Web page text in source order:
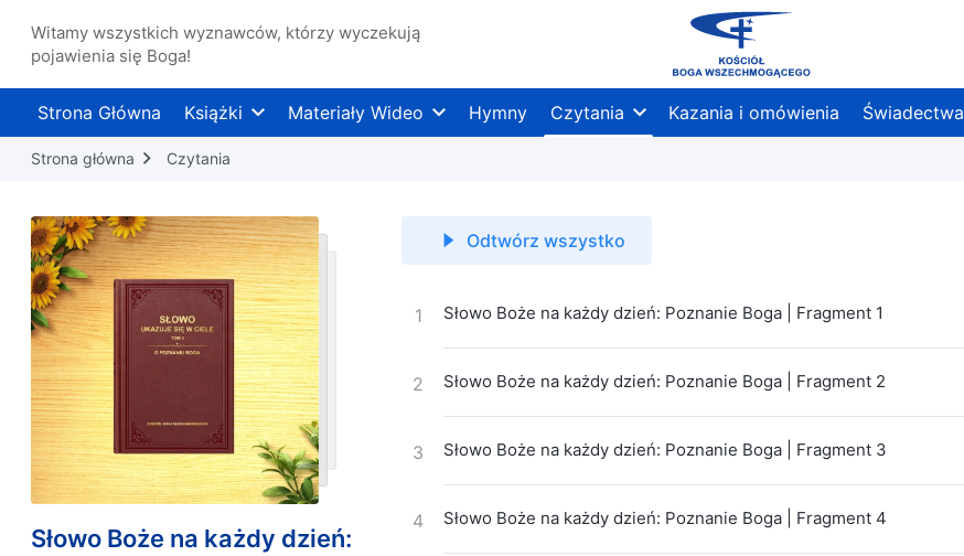
Witamy wszystkich wyznawców, którzy wyczekują
pojawienia się Boga!
Strona Główna Książki Materiały Wideo Hymny Czytania Kazania i omówienia Świadectwa
Strona główna Czytania
Słowo Boże na każdy dzień:
Odtwórz wszystko
1 Słowo Boże na każdy dzień: Poznanie Boga | Fragment 1
2 Słowo Boże na każdy dzień: Poznanie Boga | Fragment 2
3 Słowo Boże na każdy dzień: Poznanie Boga | Fragment 3
4 Słowo Boże na każdy dzień: Poznanie Boga | Fragment 4